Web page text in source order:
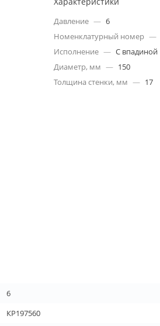
Давление — 6
Номенклатурный номер —
Исполнение — С впадиной
Диаметр, мм — 150
Толщина стенки, мм — 17
6
КР197560